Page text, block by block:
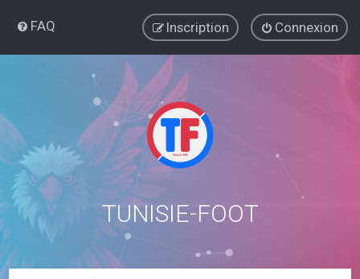
FAQ Connexion
Inscription
TUNISIE-FOOT